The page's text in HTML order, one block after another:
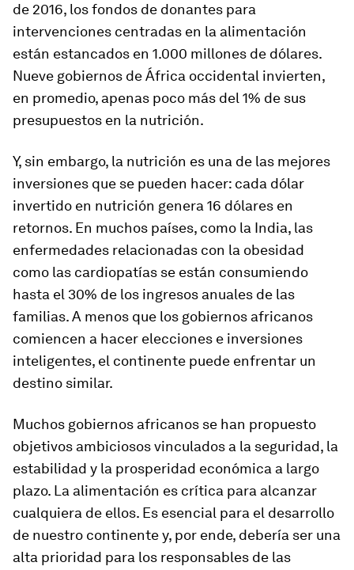
de 2016, los fondos de donantes para
intervenciones centradas en la alimentación
están estancados en 1.000 millones de dólares.
Nueve gobiernos de África occidental invierten,
en promedio, apenas poco más del 1% de sus
presupuestos en la nutrición.
Y, sin embargo, la nutrición es una de las mejores
inversiones que se pueden hacer: cada dólar
invertido en nutrición genera 16 dólares en
retornos. En muchos países, como la India, las
enfermedades relacionadas con la obesidad
como las cardiopatías se están consumiendo
hasta el 30% de los ingresos anuales de las
familias. A menos que los gobiernos africanos
comiencen a hacer elecciones e inversiones
inteligentes, el continente puede enfrentar un
destino similar.
Muchos gobiernos africanos se han propuesto
objetivos ambiciosos vinculados a la seguridad, la
estabilidad y la prosperidad económica a largo
plazo. La alimentación es crítica para alcanzar
cualquiera de ellos. Es esencial para el desarrollo
de nuestro continente y, por ende, debería ser una
alta prioridad para los responsables de las